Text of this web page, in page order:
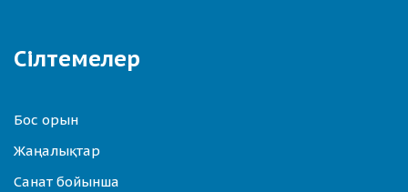
Сілтемелер
Бос орын
Жаңалықтар
Санат бойынша